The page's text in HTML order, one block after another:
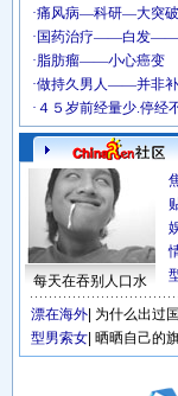
每天在吞别人口水
漂在海外 为什么出过
型男索女 晒晒自己的